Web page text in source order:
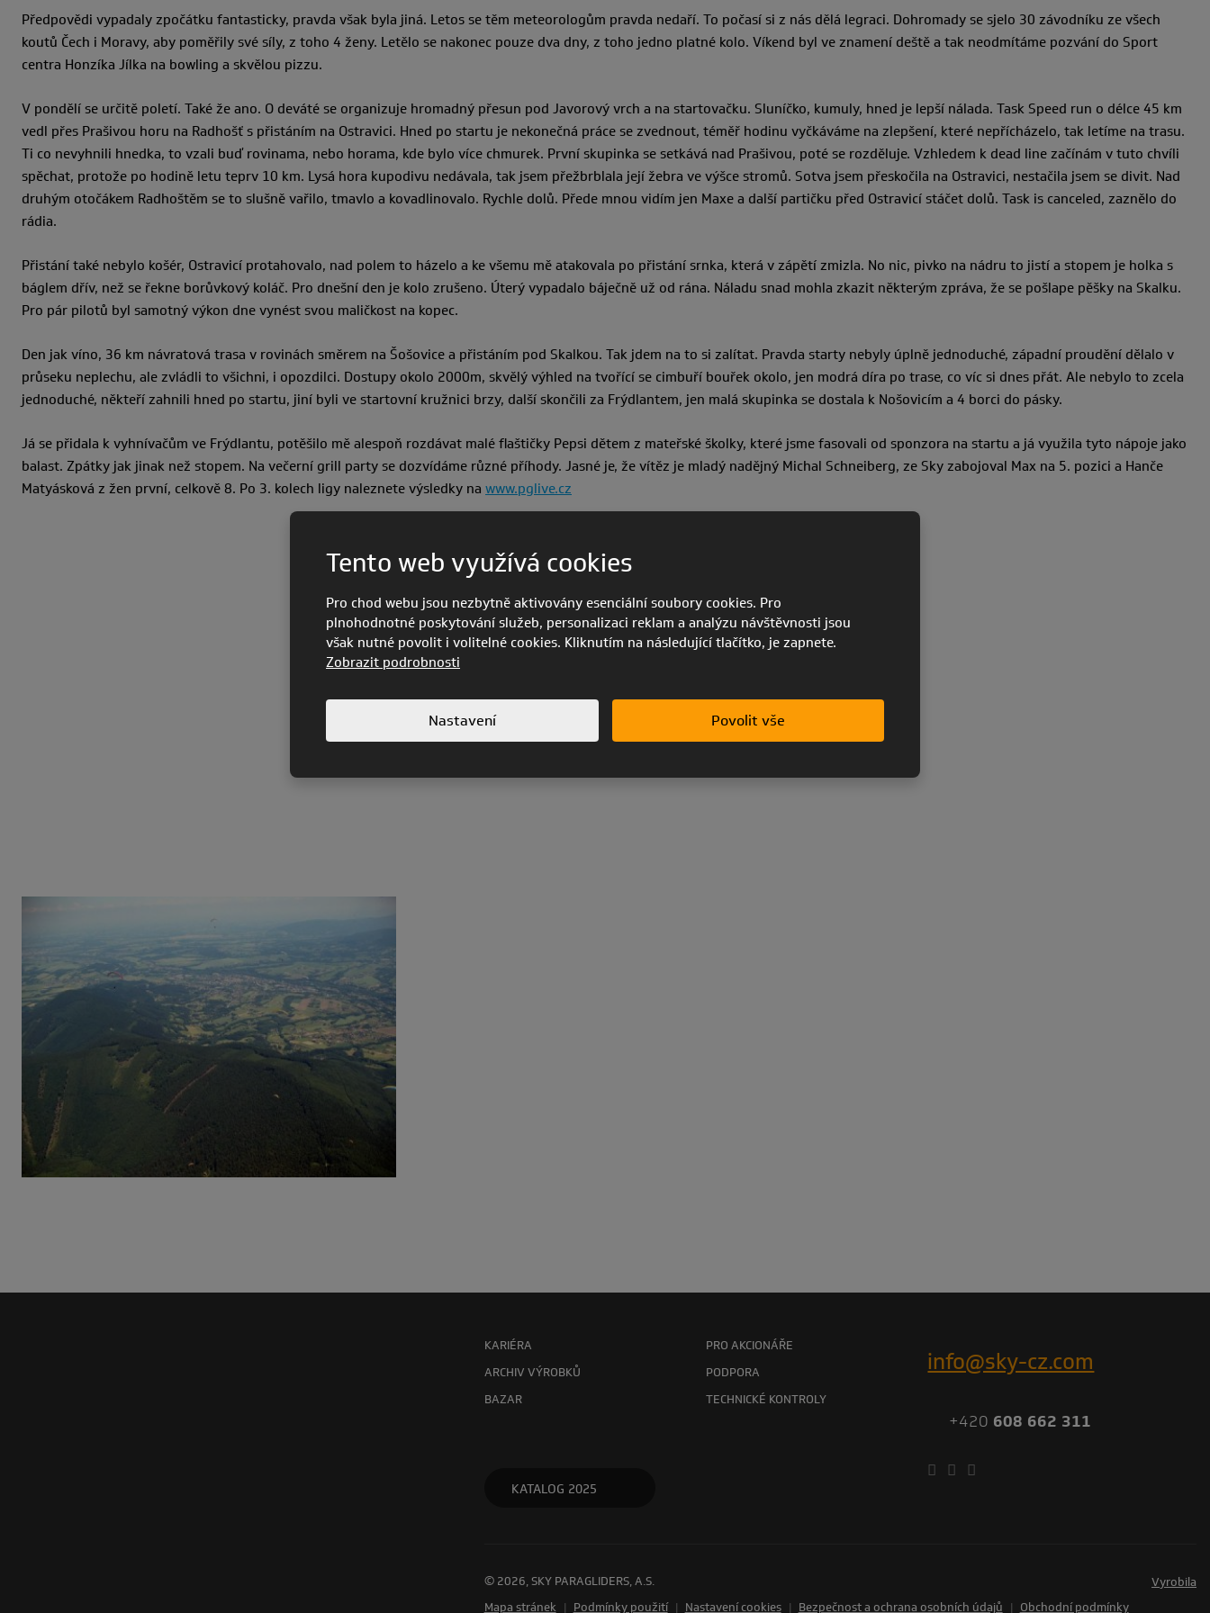
Předpovědi vypadaly zpočátku fantasticky, pravda však byla jiná. Letos se těm meteorologům pravda nedaří. To počasí si z nás dělá legraci. Dohromady se sjelo 30 závodníku ze všech
koutů Čech i Moravy, aby poměřily své síly, z toho 4 ženy. Letělo se nakonec pouze dva dny, z toho jedno platné kolo. Víkend byl ve znamení deště a tak neodmítáme pozvání do Sport
centra Honzíka Jílka na bowling a skvělou pizzu.
V pondělí se určitě poletí. Také že ano. O deváté se organizuje hromadný přesun pod Javorový vrch a na startovačku. Sluníčko, kumuly, hned je lepší nálada. Task Speed run o délce 45 km
vedl přes Prašivou horu na Radhošť s přistáním na Ostravici. Hned po startu je nekonečná práce se zvednout, téměř hodinu vyčkáváme na zlepšení, které nepřícházelo, tak letíme na trasu.
Ti co nevyhnili hnedka, to vzali buď rovinama, nebo horama, kde bylo více chmurek. První skupinka se setkává nad Prašivou, poté se rozděluje. Vzhledem k dead line začínám v tuto chvíli
spěchat, protože po hodině letu teprv 10 km. Lysá hora kupodivu nedávala, tak jsem přežbrblala její žebra ve výšce stromů. Sotva jsem přeskočila na Ostravici, nestačila jsem se divit. Nad
druhým otočákem Radhoštěm se to slušně vařilo, tmavlo a kovadlinovalo. Rychle dolů. Přede mnou vidím jen Maxe a další partičku před Ostravicí stáčet dolů. Task is canceled, zaznělo do
rádia.
Přistání také nebylo košér, Ostravicí protahovalo, nad polem to házelo a ke všemu mě atakovala po přistání srnka, která v zápětí zmizla. No nic, pivko na nádru to jistí a stopem je holka s
báglem dřív, než se řekne borůvkový koláč. Pro dnešní den je kolo zrušeno. Úterý vypadalo báječně už od rána. Náladu snad mohla zkazit některým zpráva, že se pošlape pěšky na Skalku.
Pro pár pilotů byl samotný výkon dne vynést svou maličkost na kopec.
Den jak víno, 36 km návratová trasa v rovinách směrem na Šošovice a přistáním pod Skalkou. Tak jdem na to si zalítat. Pravda starty nebyly úplně jednoduché, západní proudění dělalo v
průseku neplechu, ale zvládli to všichni, i opozdilci. Dostupy okolo 2000m, skvělý výhled na tvořící se cimbuří bouřek okolo, jen modrá díra po trase, co víc si dnes přát. Ale nebylo to zcela
jednoduché, někteří zahnili hned po startu, jiní byli ve startovní kružnici brzy, další skončili za Frýdlantem, jen malá skupinka se dostala k Nošovicím a 4 borci do pásky.
Já se přidala k vyhnívačům ve Frýdlantu, potěšilo mě alespoň rozdávat malé flaštičky Pepsi dětem z mateřské školky, které jsme fasovali od sponzora na startu a já využila tyto nápoje jako
balast. Zpátky jak jinak než stopem. Na večerní grill party se dozvídáme různé příhody. Jasné je, že vítěz je mladý nadějný Michal Schneiberg, ze Sky zabojoval Max na 5. pozici a Hanče
Matyásková z žen první, celkově 8. Po 3. kolech ligy naleznete výsledky na www.pglive.cz
KARIÉRA
ARCHIV VÝROBKŮ
BAZAR
PRO AKCIONÁŘE
PODPORA
TECHNICKÉ KONTROLY
KATALOG 2025
info@sky-cz.com
+420 608 662 311
© 2026, SKY PARAGLIDERS, A.S.
Mapa stránek | Podmínky použití | Nastavení cookies | Bezpečnost a ochrana osobních údajů | Obchodní podmínky
vyrobila
Tento web využívá cookies
Pro chod webu jsou nezbytně aktivovány esenciální soubory cookies. Pro
plnohodnotné poskytování služeb, personalizaci reklam a analýzu návštěvnosti jsou
však nutné povolit i volitelné cookies. Kliknutím na následující tlačítko, je zapnete.
Zobrazit podrobnosti
Nastavení Povolit vše